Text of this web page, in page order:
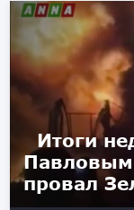
Итоги
провал